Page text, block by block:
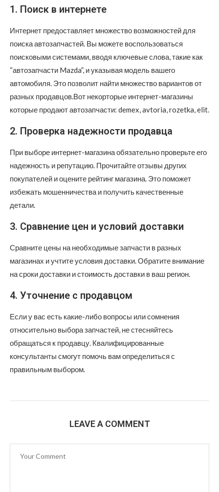
1. Поиск в интернете
Интернет предоставляет множество возможностей для
поиска автозапчастей. Вы можете воспользоваться
поисковыми системами, вводя ключевые слова, такие как
“автозапчасти Mazda”, и указывая модель вашего
автомобиля. Это позволит найти множество вариантов от
разных продавцов.Вот некорторые интернет-магазины
которые продают автозапчасти: demex, avtoria, rozetka, elit.
2. Проверка надежности продавца
При выборе интернет-магазина обязательно проверьте его
надежность и репутацию. Прочитайте отзывы других
покупателей и оцените рейтинг магазина. Это поможет
избежать мошенничества и получить качественные
детали.
3. Сравнение цен и условий доставки
Сравните цены на необходимые запчасти в разных
магазинах и учтите условия доставки. Обратите внимание
на сроки доставки и стоимость доставки в ваш регион.
4. Уточнение с продавцом
Если у вас есть какие-либо вопросы или сомнения
относительно выбора запчастей, не стесняйтесь
обращаться к продавцу. Квалифицированные
консультанты смогут помочь вам определиться с
правильным выбором.
LEAVE A COMMENT